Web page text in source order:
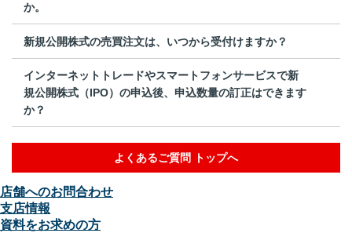
か。
新規公開株式の売買注文は、いつから受付けますか？
インターネットトレードやスマートフォンサービスで新
規公開株式（IPO）の申込後、申込数量の訂正はできます
か？
よくあるご質問 トップへ
店舗へのお問合わせ
支店情報
資料をお求めの方